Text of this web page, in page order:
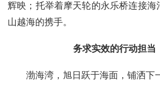
辉映；托举着摩天轮的永乐桥连接海
山越海的携手。
务求实效的行动担当
渤海湾，旭日跃于海面，铺洒下